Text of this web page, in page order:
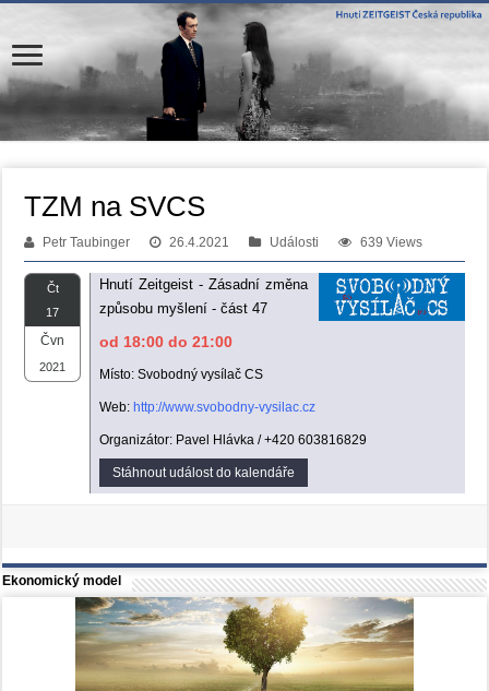
TZM na SVCS
Petr Taubinger 26.4.2021 Události 639 Views
Čt
17
Čvn
2021
Hnutí Zeitgeist - Zásadní změna
způsobu myšlení - část 47
od 18:00 do 21:00
Místo: Svobodný vysílač CS
Web: http://www.svobodny-vysilac.cz
Organizátor: Pavel Hlávka / +420 603816829
Stáhnout událost do kalendáře
Ekonomický model